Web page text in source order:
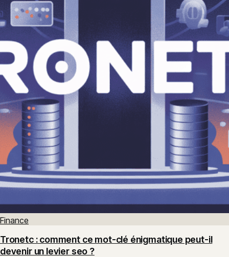
Finance
Tronetc : comment ce mot-clé énigmatique peut-il
devenir un levier seo ?